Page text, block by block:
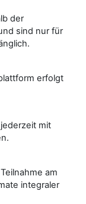
der
sind nur für
erfolgt
mit
am
integraler